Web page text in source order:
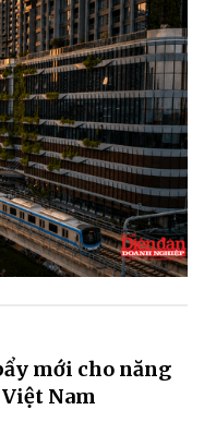
mới cho năng
Nam